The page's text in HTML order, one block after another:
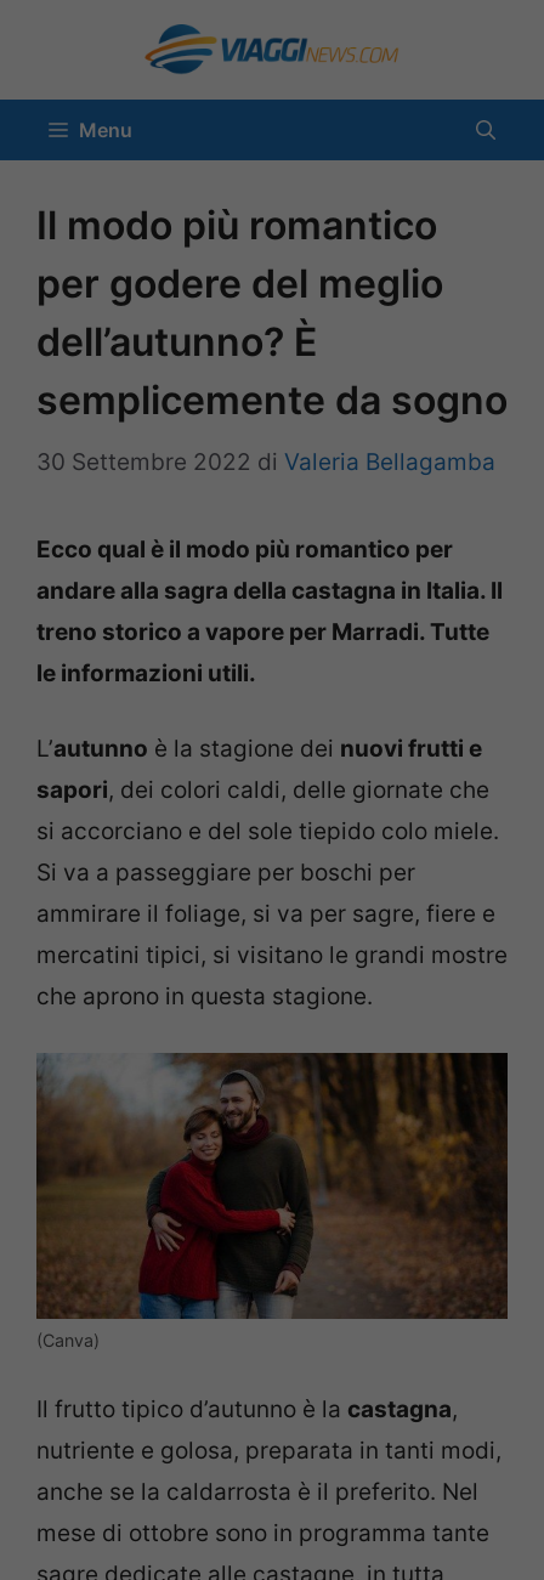
contenuto
Menu
Il modo più romantico
per godere del meglio
dell’autunno? È
semplicemente da sogno
30 Settembre 2022 di Valeria Bellagamba
Ecco qual è il modo più romantico per
andare alla sagra della castagna in Italia. Il
treno storico a vapore per Marradi. Tutte
le informazioni utili.
L’autunno è la stagione dei nuovi frutti e
sapori, dei colori caldi, delle giornate che
si accorciano e del sole tiepido colo miele.
Si va a passeggiare per boschi per
ammirare il foliage, si va per sagre, fiere e
mercatini tipici, si visitano le grandi mostre
che aprono in questa stagione.
(Canva)
Il frutto tipico d’autunno è la castagna,
nutriente e golosa, preparata in tanti modi,
anche se la caldarrosta è il preferito. Nel
mese di ottobre sono in programma tante